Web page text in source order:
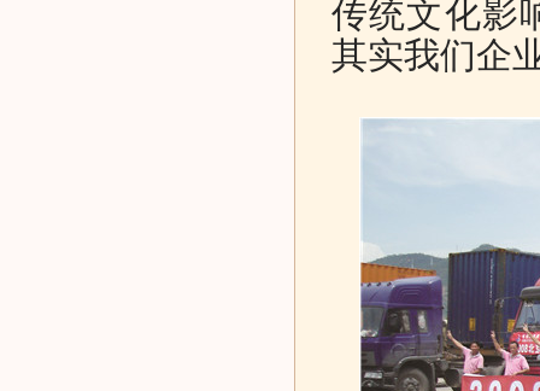
传统文化影
其实我们企